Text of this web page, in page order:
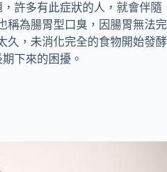
許多有此症狀的人，就會伴隨
稱為腸胃型口臭，因腸胃無法完
久，未消化完全的食物開始發酵
下來的困擾。